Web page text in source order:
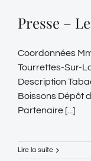
Presse –
Coordonnées
Tourrettes-Sur-
Description
Boissons Dépôt
Partenaire [...]
Lire la suite